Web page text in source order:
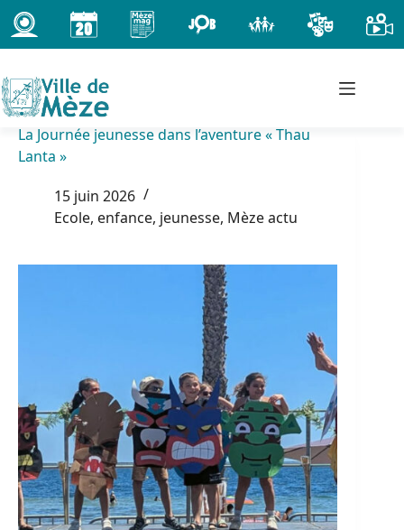
Passer
au
contenu
La Journée jeunesse dans l’aventure « Thau
Lanta »
15 juin 2026
Ecole, enfance, jeunesse, Mèze actu